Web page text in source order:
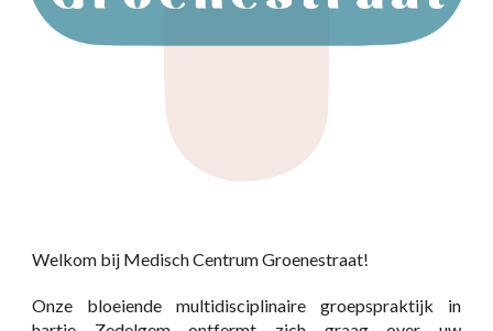
Welkom bij Medisch Centrum Groenestraat!
Onze bloeiende multidisciplinaire groepspraktijk in